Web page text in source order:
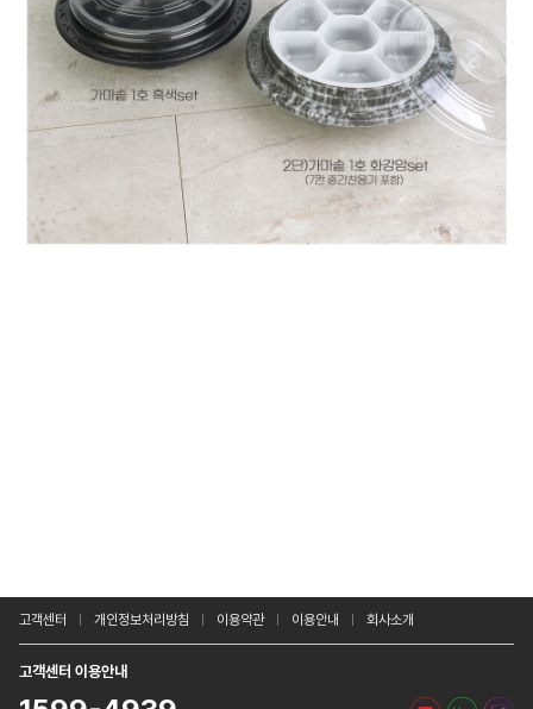
고객센터 개인정보처리방침 이용약관 이용안내 회사소개
고객센터 이용안내